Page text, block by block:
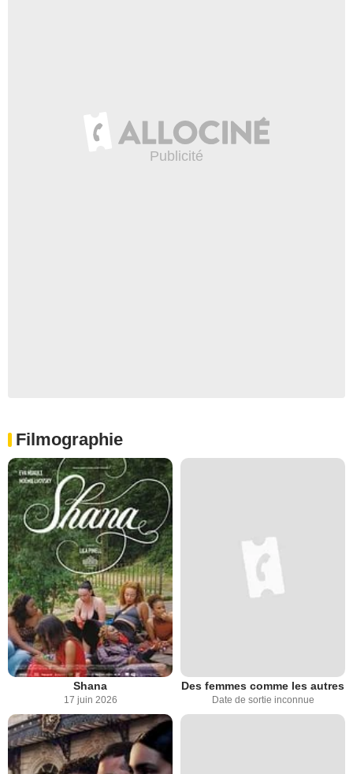
Filmographie
Shana
17 juin 2026
Des femmes comme les autres
Date de sortie inconnue